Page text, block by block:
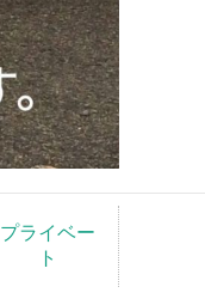
プライベー
ト